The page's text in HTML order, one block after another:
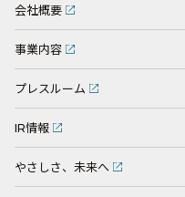
会社概要
事業内容
プレスルーム
IR情報
やさしさ、未来へ